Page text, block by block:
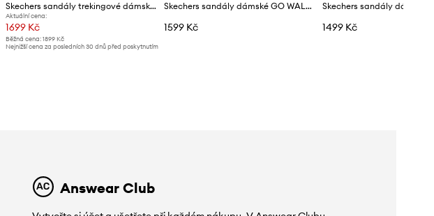
Skechers sandály trekingové dámské UNO SANDAL
Aktuální cena:
1699 Kč
Běžná cena: 1899 Kč
Nejnižší cena za posledních 30 dnů před poskytnutím
Skechers sandály dámské GO WALK FLEX
1599 Kč 1499 Kč
Answear Club